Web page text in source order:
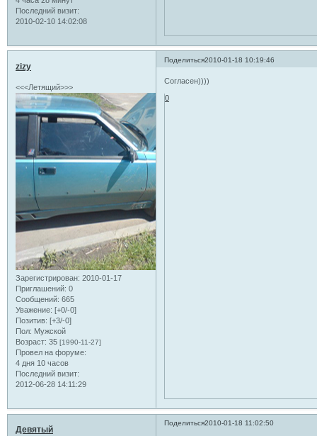
Последний визит:
2010-02-10 14:02:08
Поделиться2010-01-18 10:19:46
zizy
<<<Летящий>>>
Зарегистрирован: 2010-01-17
Приглашений: 0
Сообщений: 665
Уважение: [+0/-0]
Позитив: [+3/-0]
Пол: Мужской
Возраст: 35 [1990-11-27]
Провел на форуме:
4 дня 10 часов
Последний визит:
2012-06-28 14:11:29
Согласен))))
0
Поделиться2010-01-18 11:02:50
Девятый